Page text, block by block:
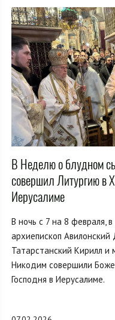
В Неделю о блудном
совершил Литургию в
Иерусалиме
В ночь с 7 на 8 февраля,
архиепископ
Татарстанский Кирилл
Никодим совершили
Господня в Иерусалиме.